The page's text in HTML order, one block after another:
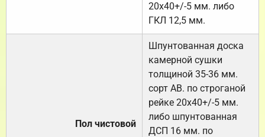
20х40+/-5 мм. либо
ГКЛ 12,5 мм.
Пол чистовой
Шпунтованная доска
камерной сушки
толщиной 35-36 мм.
сорт АВ. по строганой
рейке 20х40+/-5 мм.
либо шпунтованная
ДСП 16 мм. по